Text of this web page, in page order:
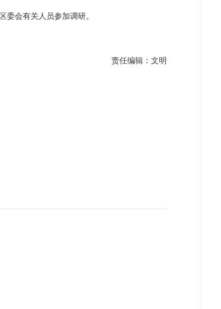
委会有关人员参加调研。
责任编辑：文明